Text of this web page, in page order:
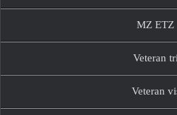
MZ ETZ
Veteran
Veteran